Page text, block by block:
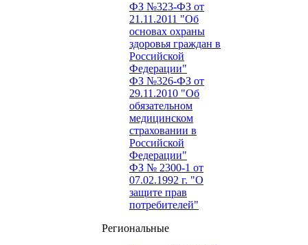
ФЗ №323-ФЗ от
21.11.2011 "Об
основах охраны
здоровья граждан в
Российской
Федерации"
ФЗ №326-ФЗ от
29.11.2010 "Об
обязательном
медицинском
страховании в
Российской
Федерации"
ФЗ № 2300-1 от
07.02.1992 г. "О
защите прав
потребителей"
Региональные